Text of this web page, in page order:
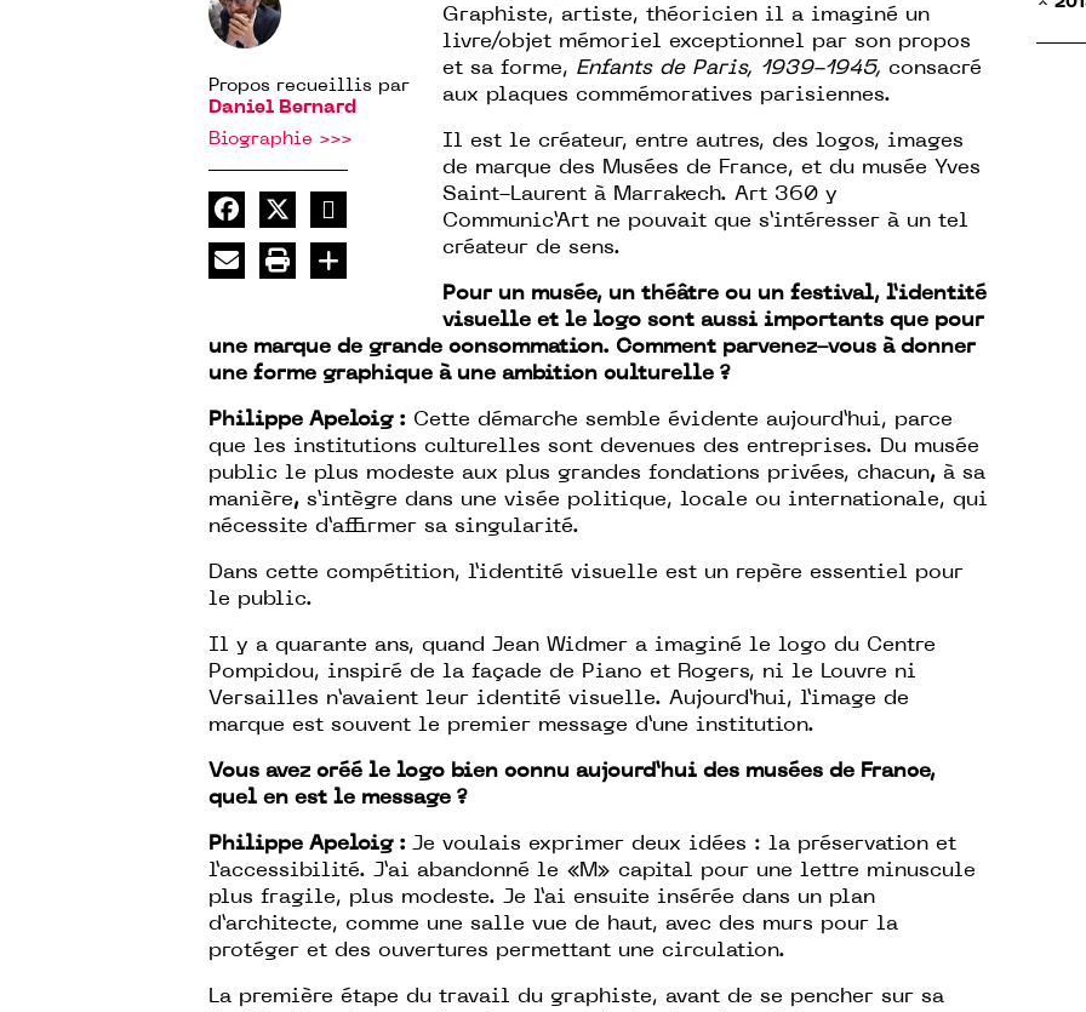
Propos recueillis par
Daniel Bernard
Biographie >>>
Graphiste, artiste, théoricien il a imaginé un
livre/objet mémoriel exceptionnel par son propos
et sa forme, Enfants de Paris, 1939-1945,consacré
aux plaques commémoratives parisiennes.
Il est le créateur, entre autres, des logos, images
de marque des Musées de France, et du musée Yves
Saint-Laurent à Marrakech. Art 360 y
Communic’Art ne pouvait que s’intéresser à un tel
créateur de sens.
Pour un musée, un théâtre ou un festival, l’identité
visuelle et le logo sont aussi importants que pour
une marque de grande consommation. Comment parvenez-vous à donner
une forme graphique à une ambition culturelle ?
Philippe Apeloig : Cette démarche semble évidente aujourd’hui, parce
que les institutions culturelles sont devenues des entreprises. Du musée
public le plus modeste aux plus grandes fondations privées, chacun, à sa
manière, s’intègre dans une visée politique, locale ou internationale, qui
nécessite d’affirmer sa singularité.
Dans cette compétition, l’identité visuelle est un repère essentiel pour
le public.
Il y a quarante ans, quand Jean Widmer a imaginé le logo du Centre
Pompidou, inspiré de la façade de Piano et Rogers, ni le Louvre ni
Versailles n’avaient leur identité visuelle. Aujourd’hui, l’image de
marque est souvent le premier message d’une institution.
Vous avez créé le logo bien connu aujourd’hui des musées de France,
quel en est le message ?
Philippe Apeloig : Je voulais exprimer deux idées : la préservation et
l’accessibilité. J’ai abandonné le «M» capital pour une lettre minuscule
plus fragile, plus modeste. Je l’ai ensuite insérée dans un plan
d’architecte, comme une salle vue de haut, avec des murs pour la
protéger et des ouvertures permettant une circulation.
La première étape du travail du graphiste, avant de se pencher sur sa